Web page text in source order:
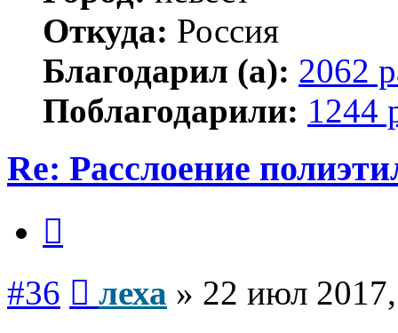
Откуда: Россия
Благодарил (а): 2062
Поблагодарили: 1244
Re: Расслоение
#36 леха » 22 июл